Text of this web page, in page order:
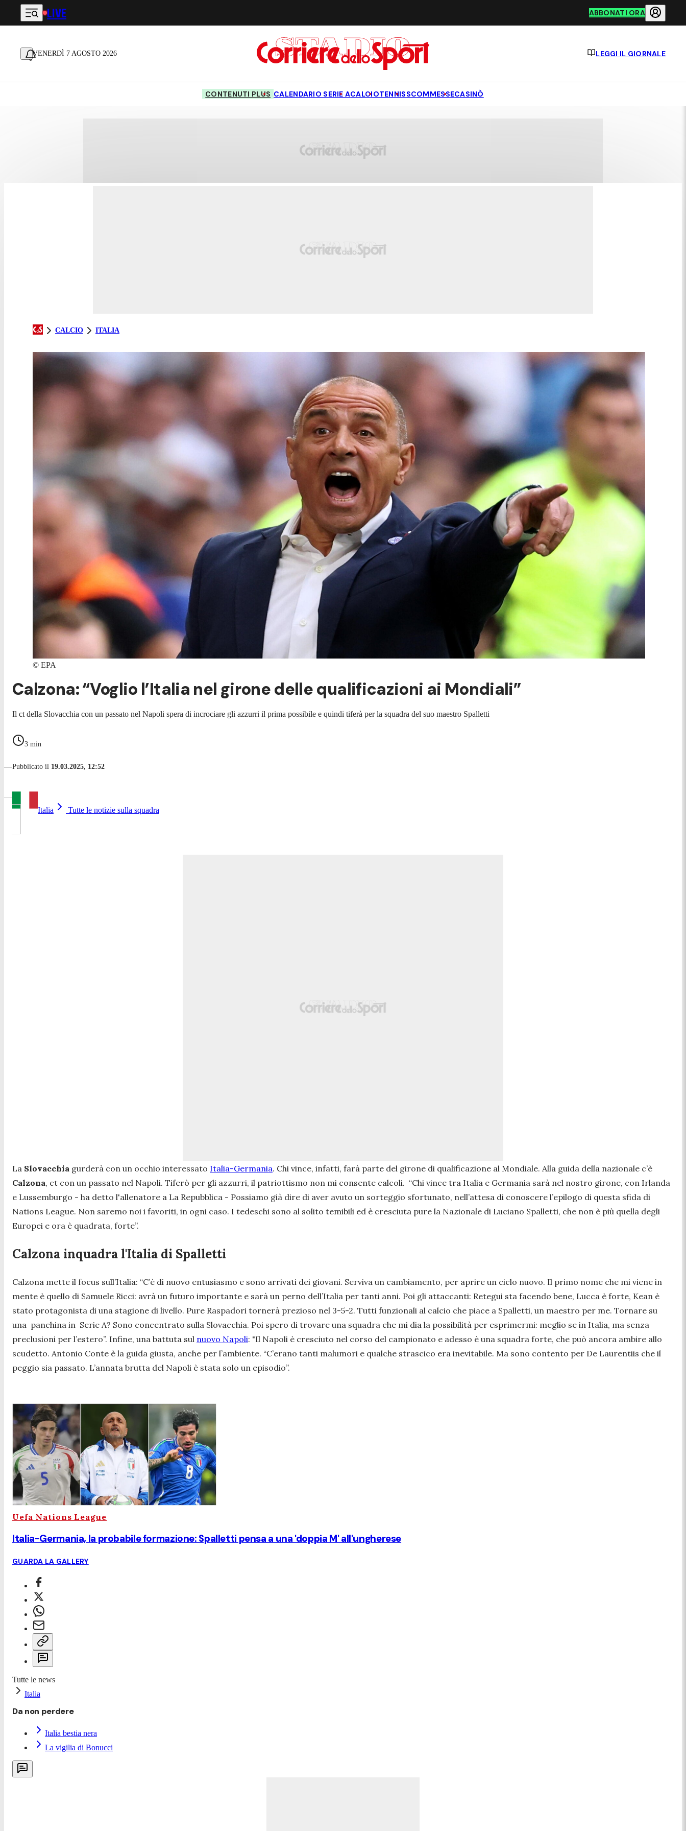
Vai al contenuto principale
LIVE ABBONATI ORA
VENERDÌ 7 AGOSTO 2026 LEGGI IL GIORNALE
CONTENUTI PLUS CALENDARIO SERIE ACALCIOTENNISSCOMMESSECASINÒ
CALCIO ITALIA
© EPA
Calzona: “Voglio l’Italia nel girone delle qualificazioni ai Mondiali”
Il ct della Slovacchia con un passato nel Napoli spera di incrociare gli azzurri il prima possibile e quindi tiferà per la squadra del suo maestro Spalletti
3 min
Pubblicato il 19.03.2025, 12:52
Italia Tutte le notizie sulla squadra
La Slovacchia gurderà con un occhio interessato Italia-Germania. Chi vince, infatti, farà parte del girone di qualificazione al Mondiale. Alla guida della nazionale c’è
Calzona, ct con un passato nel Napoli. Tiferò per gli azzurri, il patriottismo non mi consente calcoli. “Chi vince tra Italia e Germania sarà nel nostro girone, con Irlanda
e Lussemburgo - ha detto l'allenatore a La Repubblica - Possiamo già dire di aver avuto un sorteggio sfortunato, nell’attesa di conoscere l’epilogo di questa sfida di
Nations League. Non saremo noi i favoriti, in ogni caso. I tedeschi sono al solito temibili ed è cresciuta pure la Nazionale di Luciano Spalletti, che non è più quella degli
Europei e ora è quadrata, forte”.
Calzona inquadra l'Italia di Spalletti
Calzona mette il focus sull’Italia: “C’è di nuovo entusiasmo e sono arrivati dei giovani. Serviva un cambiamento, per aprire un ciclo nuovo. Il primo nome che mi viene in
mente è quello di Samuele Ricci: avrà un futuro importante e sarà un perno dell’Italia per tanti anni. Poi gli attaccanti: Retegui sta facendo bene, Lucca è forte, Kean è
stato protagonista di una stagione di livello. Pure Raspadori tornerà prezioso nel 3-5-2. Tutti funzionali al calcio che piace a Spalletti, un maestro per me. Tornare su
una panchina in Serie A? Sono concentrato sulla Slovacchia. Poi spero di trovare una squadra che mi dia la possibilità per esprimermi: meglio se in Italia, ma senza
preclusioni per l’estero”. Infine, una battuta sul nuovo Napoli: "Il Napoli è cresciuto nel corso del campionato e adesso è una squadra forte, che può ancora ambire allo
scudetto. Antonio Conte è la guida giusta, anche per l’ambiente. “C’erano tanti malumori e qualche strascico era inevitabile. Ma sono contento per De Laurentiis che il
peggio sia passato. L’annata brutta del Napoli è stata solo un episodio”.
Uefa Nations League
Italia-Germania, la probabile formazione: Spalletti pensa a una 'doppia M' all'ungherese
GUARDA LA GALLERY
Tutte le news
Italia
Da non perdere
Italia bestia nera
La vigilia di Bonucci